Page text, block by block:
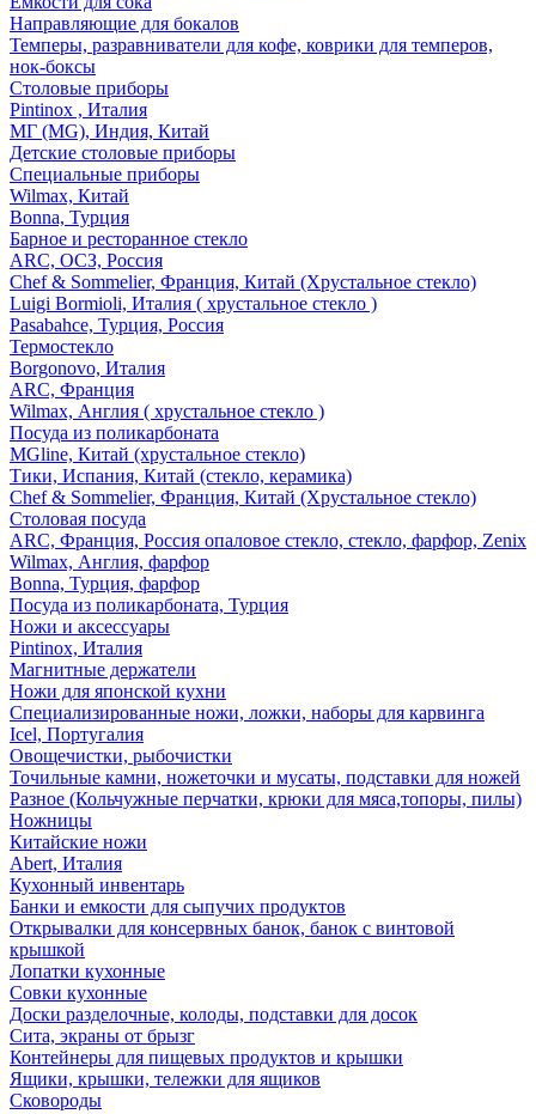
Направляющие для бокалов
Темперы, разравниватели для кофе, коврики для темперов,
нок-боксы
Столовые приборы
Pintinox , Италия
МГ (MG), Индия, Китай
Детские столовые приборы
Специальные приборы
Wilmax, Китай
Bonna, Турция
Барное и ресторанное стекло
ARC, ОСЗ, Россия
Chef & Sommelier, Франция, Китай (Хрустальное стекло)
Luigi Bormioli, Италия ( хрустальное стекло )
Pasabahce, Турция, Россия
Термостекло
Borgonovo, Италия
ARC, Франция
Wilmax, Англия ( хрустальное стекло )
Посуда из поликарбоната
MGline, Китай (хрустальное стекло)
Тики, Испания, Китай (стекло, керамика)
Chef & Sommelier, Франция, Китай (Хрустальное стекло)
Столовая посуда
ARC, Франция, Россия опаловое стекло, стекло, фарфор, Zenix
Wilmax, Англия, фарфор
Bonna, Турция, фарфор
Посуда из поликарбоната, Турция
Ножи и аксессуары
Pintinox, Италия
Магнитные держатели
Ножи для японской кухни
Специализированные ножи, ложки, наборы для карвинга
Icel, Португалия
Овощечистки, рыбочистки
Точильные камни, ножеточки и мусаты, подставки для ножей
Разное (Кольчужные перчатки, крюки для мяса,топоры, пилы)
Ножницы
Китайские ножи
Abert, Италия
Кухонный инвентарь
Банки и емкости для сыпучих продуктов
Открывалки для консервных банок, банок с винтовой
крышкой
Лопатки кухонные
Совки кухонные
Доски разделочные, колоды, подставки для досок
Сита, экраны от брызг
Контейнеры для пищевых продуктов и крышки
Ящики, крышки, тележки для ящиков
Сковороды